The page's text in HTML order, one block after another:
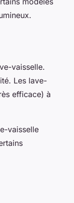
vaisselle.
Les lave-
efficace) à
vaisselle